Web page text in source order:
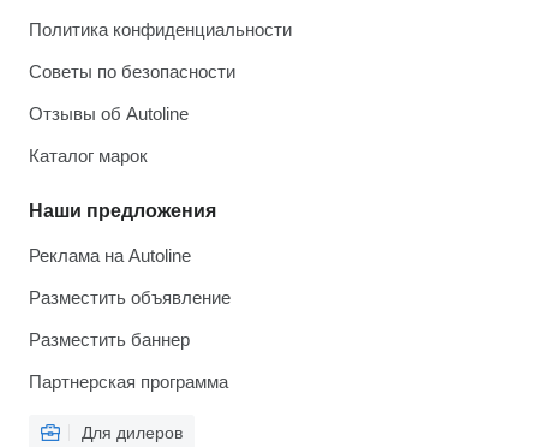
Политика конфиденциальности
Советы по безопасности
Отзывы об Autoline
Каталог марок
Наши предложения
Реклама на Autoline
Разместить объявление
Разместить баннер
Партнерская программа
Для дилеров